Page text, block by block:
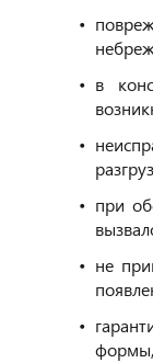
в
при
не
формы,